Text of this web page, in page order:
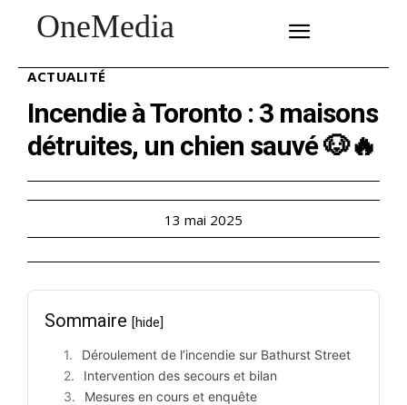
OneMedia
ACTUALITÉ
Incendie à Toronto : 3 maisons
détruites, un chien sauvé 🐶🔥
13 mai 2025
Sommaire [hide]
Déroulement de l’incendie sur Bathurst Street
Intervention des secours et bilan
Mesures en cours et enquête